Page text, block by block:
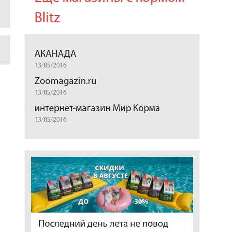
Blitz
АКАНАДА
13/05/2016
Zoomagazin.ru
13/05/2016
интернет-магазин Мир Корма
13/05/2016
Последний день лета не повод